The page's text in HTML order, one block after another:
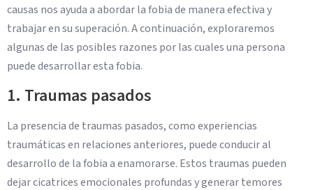
causas nos ayuda a abordar la fobia de manera efectiva y
trabajar en su superación. A continuación, exploraremos
algunas de las posibles razones por las cuales una persona
puede desarrollar esta fobia.
1. Traumas pasados
La presencia de traumas pasados, como experiencias
traumáticas en relaciones anteriores, puede conducir al
desarrollo de la fobia a enamorarse. Estos traumas pueden
dejar cicatrices emocionales profundas y generar temores